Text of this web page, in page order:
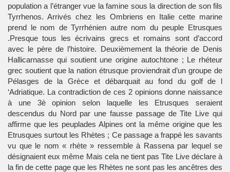
population a l’étranger vue la famine sous la direction de son fils
Tyrrhenos. Arrivés chez les Ombriens en Italie cette marine
prend le nom de Tyrrhénien autre nom du peuple Etrusques
.Presque tous les écrivains grecs et romains sont d’accord
avec le père de l’histoire. Deuxièmement la théorie de Denis
Hallicarnasse qui soutient une origine autochtone ; Le rhéteur
grec soutient que la nation étrusque proviendrait d’un groupe de
Pélasges de la Grèce et débarquait au fond du golf de l
‘Adriatique. La contradiction de ces 2 opinions donne naissance
à une 3è opinion selon laquelle les Etrusques seraient
descendus du Nord par une fausse passage de Tite Live qui
affirme que les peuplades Alpines ont la même origine que les
Etrusques surtout les Rhètes ; Ce passage a frappé les savants
vu que le nom « rhète » ressemble à Rassena par lequel se
désignaient eux même Mais cela ne tient pas Tite Live déclare à
la fin de cette page que les Rhètes ne sont pas les ancêtres des